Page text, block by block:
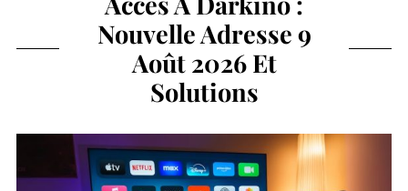
Nouvelle Adresse 9
Août 2026 Et
Solutions